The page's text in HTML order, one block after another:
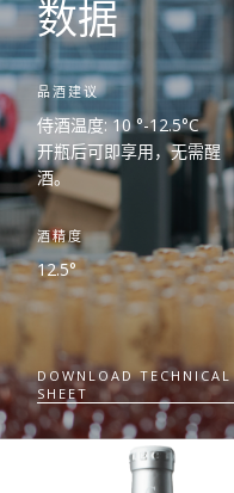
数据
品酒建议
侍酒温度: 10 °-12.5°C
开瓶后可即享用，无需醒
酒。
酒精度
12.5°
DOWNLOAD TECHNICAL
SHEET